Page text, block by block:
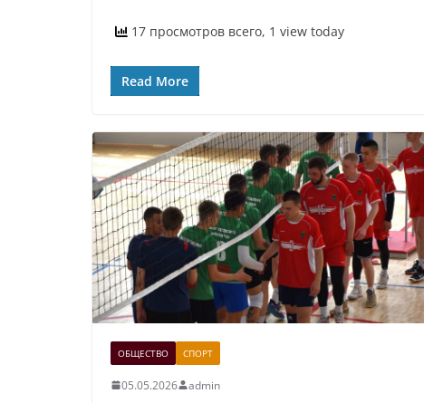
17 просмотров всего, 1 view today
Read More
ОБЩЕСТВО СПОРТ
05.05.2026 admin